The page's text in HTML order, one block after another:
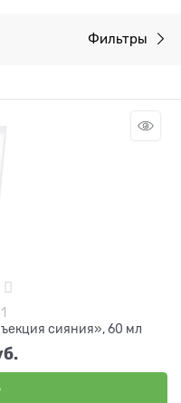
Фильтры
сияния», 60 мл